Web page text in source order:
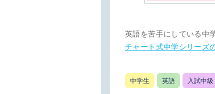
英語を苦手にしている中
チャート式中学シリーズ
中学生 英語 入試中級